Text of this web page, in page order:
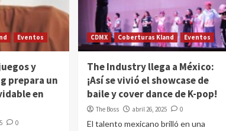
Eventos
y
prepara un
en
0
CDMX Coberturas Kland Eventos
The Industry llega a México:
¡Así se vivió el showcase de
baile y cover dance de K-pop!
The Boss abril 26, 2025 0
El talento mexicano brilló en una